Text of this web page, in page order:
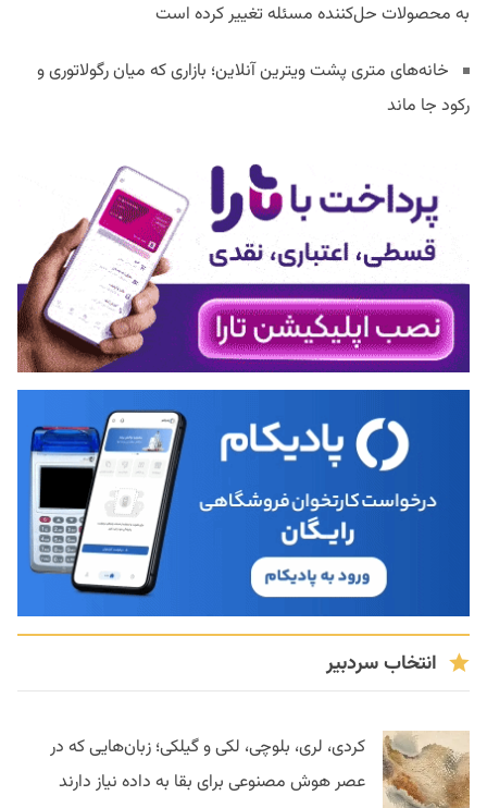
به محصولات حل‌کننده مسئله تغییر کرده است
خانه‌های متری پشت ویترین آنلاین؛ بازاری که میان رگولاتوری و
رکود جا ماند
انتخاب سردبیر
کردی، لری، بلوچی، لکی و گیلکی؛ زبان‌هایی که در
عصر هوش مصنوعی برای بقا به داده نیاز دارند